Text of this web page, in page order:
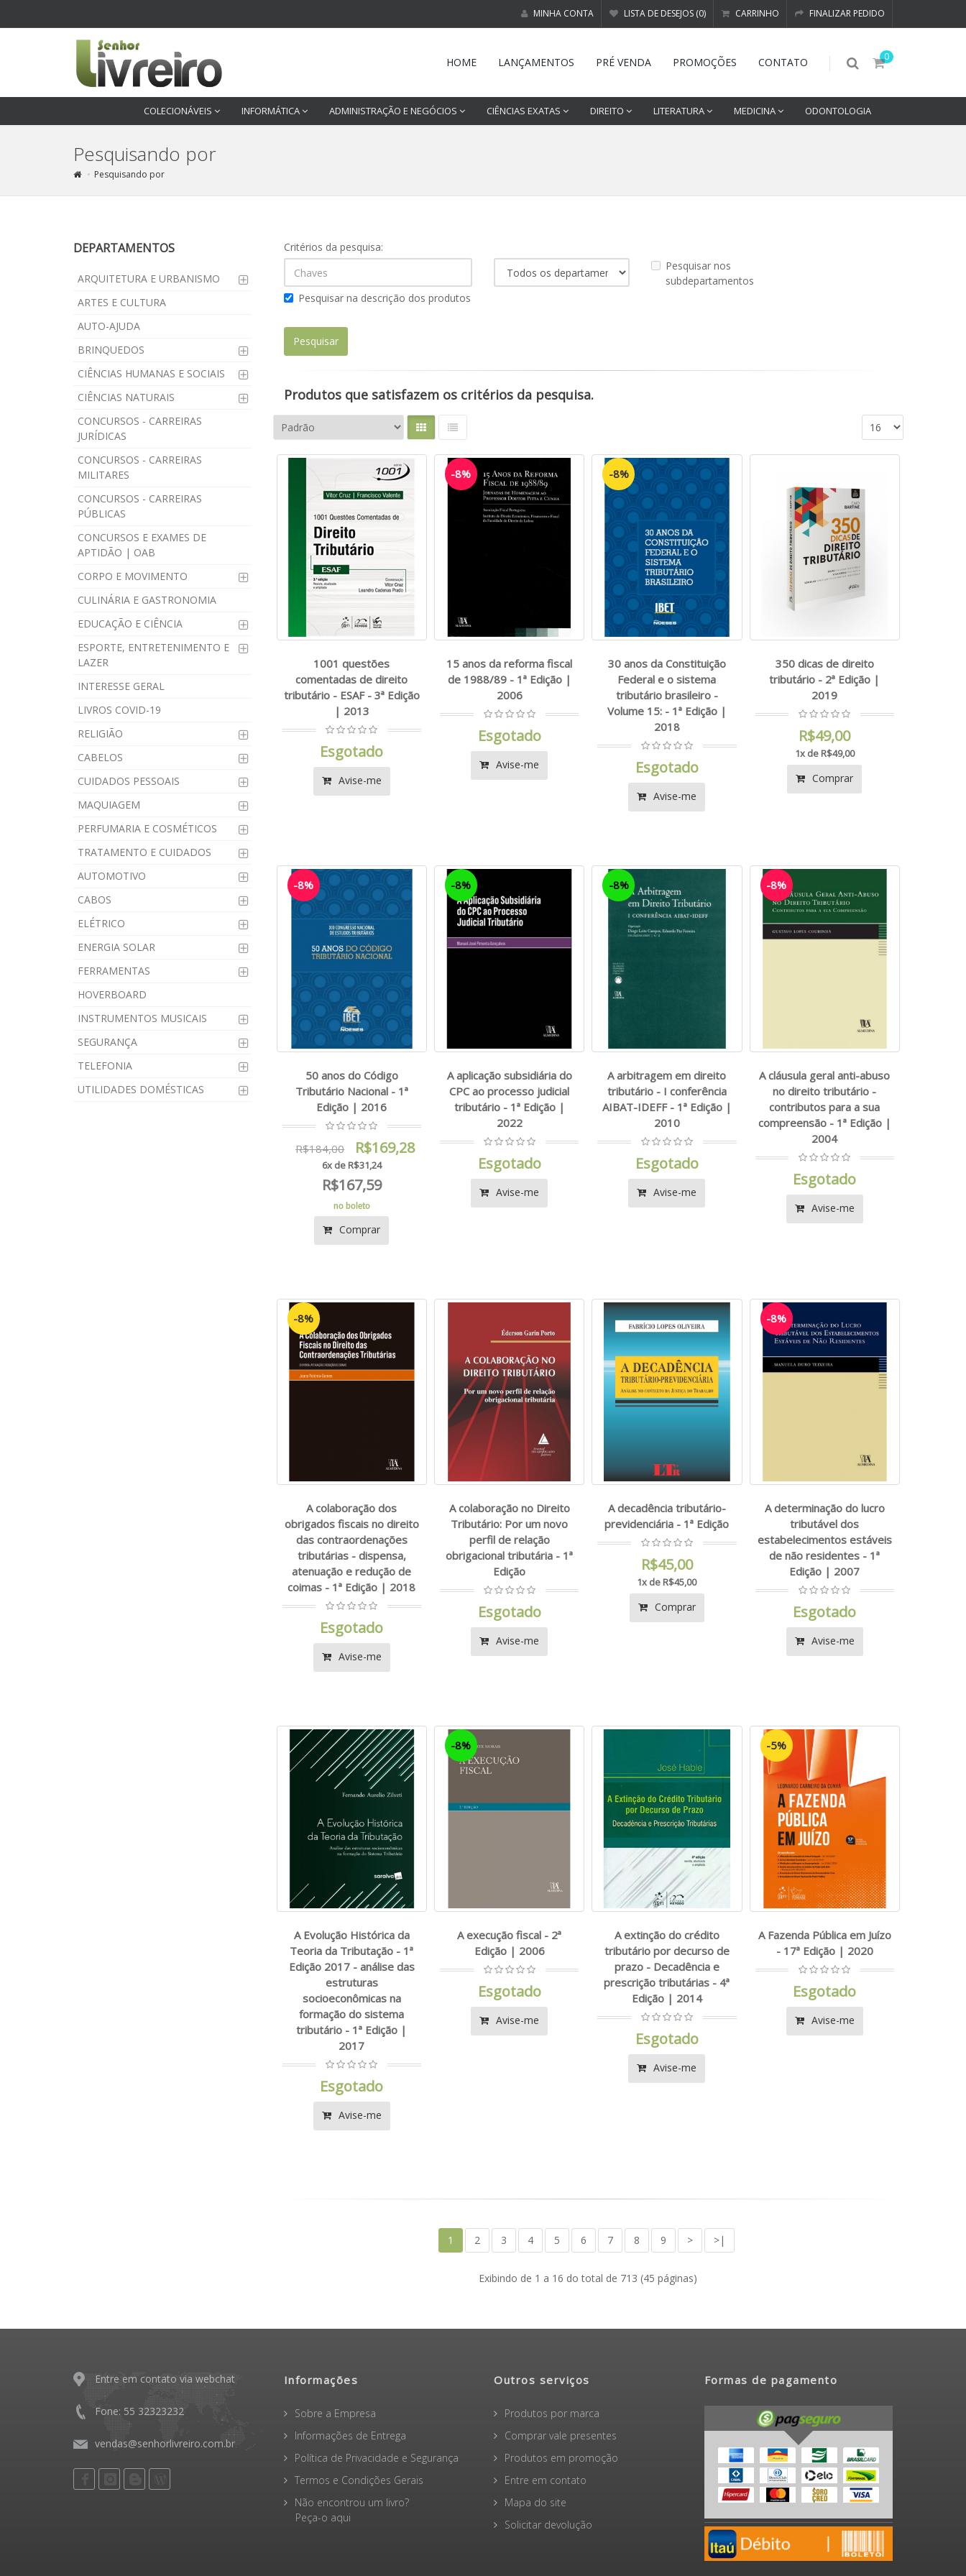
MINHA CONTA LISTA DE DESEJOS (0) CARRINHO FINALIZAR PEDIDO
0
HOME LANÇAMENTOS PRÉ VENDA PROMOÇÕES CONTATO
COLECIONÁVEIS INFORMÁTICA ADMINISTRAÇÃO E NEGÓCIOS CIÊNCIAS EXATAS DIREITO LITERATURA MEDICINA ODONTOLOGIA
Pesquisando por
Pesquisando por
DEPARTAMENTOS
ARQUITETURA E URBANISMO
ARTES E CULTURA
AUTO-AJUDA
BRINQUEDOS
CIÊNCIAS HUMANAS E SOCIAIS
CIÊNCIAS NATURAIS
CONCURSOS - CARREIRAS
JURÍDICAS
CONCURSOS - CARREIRAS
MILITARES
CONCURSOS - CARREIRAS
PÚBLICAS
CONCURSOS E EXAMES DE
APTIDÃO | OAB
CORPO E MOVIMENTO
CULINÁRIA E GASTRONOMIA
EDUCAÇÃO E CIÊNCIA
ESPORTE, ENTRETENIMENTO E
LAZER
INTERESSE GERAL
LIVROS COVID-19
RELIGIÃO
CABELOS
CUIDADOS PESSOAIS
MAQUIAGEM
PERFUMARIA E COSMÉTICOS
TRATAMENTO E CUIDADOS
AUTOMOTIVO
CABOS
ELÉTRICO
ENERGIA SOLAR
FERRAMENTAS
HOVERBOARD
INSTRUMENTOS MUSICAIS
SEGURANÇA
TELEFONIA
UTILIDADES DOMÉSTICAS
Critérios da pesquisa:
Pesquisar nos
subdepartamentos
Pesquisar na descrição dos produtos
Produtos que satisfazem os critérios da pesquisa.
1001 questões
comentadas de direito
tributário - ESAF - 3ª Edição
| 2013
Esgotado
Avise-me
-8%
15 anos da reforma fiscal
de 1988/89 - 1ª Edição |
2006
Esgotado
Avise-me
-8%
30 anos da Constituição
Federal e o sistema
tributário brasileiro -
Volume 15: - 1ª Edição |
2018
Esgotado
Avise-me
350 dicas de direito
tributário - 2ª Edição |
2019
R$49,00
1x de R$49,00
Comprar
-8%
50 anos do Código
Tributário Nacional - 1ª
Edição | 2016
R$184,00 R$169,28
6x de R$31,24
R$167,59
no boleto
Comprar
-8%
A aplicação subsidiária do
CPC ao processo judicial
tributário - 1ª Edição |
2022
Esgotado
Avise-me
-8%
A arbitragem em direito
tributário - I conferência
AIBAT-IDEFF - 1ª Edição |
2010
Esgotado
Avise-me
-8%
A cláusula geral anti-abuso
no direito tributário -
contributos para a sua
compreensão - 1ª Edição |
2004
Esgotado
Avise-me
-8%
A colaboração dos
obrigados fiscais no direito
das contraordenações
tributárias - dispensa,
atenuação e redução de
coimas - 1ª Edição | 2018
Esgotado
Avise-me
A colaboração no Direito
Tributário: Por um novo
perfil de relação
obrigacional tributária - 1ª
Edição
Esgotado
Avise-me
A decadência tributário-
previdenciária - 1ª Edição
R$45,00
1x de R$45,00
Comprar
-8%
A determinação do lucro
tributável dos
estabelecimentos estáveis
de não residentes - 1ª
Edição | 2007
Esgotado
Avise-me
A Evolução Histórica da
Teoria da Tributação - 1ª
Edição 2017 - análise das
estruturas
socioeconômicas na
formação do sistema
tributário - 1ª Edição |
2017
Esgotado
Avise-me
-8%
A execução fiscal - 2ª
Edição | 2006
Esgotado
Avise-me
A extinção do crédito
tributário por decurso de
prazo - Decadência e
prescrição tributárias - 4ª
Edição | 2014
Esgotado
Avise-me
-5%
A Fazenda Pública em Juízo
- 17ª Edição | 2020
Esgotado
Avise-me
1 2 3 4 5 6 7 8 9 > >|
Exibindo de 1 a 16 do total de 713 (45 páginas)
Entre em contato via webchat
Fone: 55 32323232
vendas@senhorlivreiro.com.br
Informações
Sobre a Empresa
Informações de Entrega
Política de Privacidade e Segurança
Termos e Condições Gerais
Não encontrou um livro?
Peça-o aqui
Outros serviços
Produtos por marca
Comprar vale presentes
Produtos em promoção
Entre em contato
Mapa do site
Solicitar devolução
Formas de pagamento